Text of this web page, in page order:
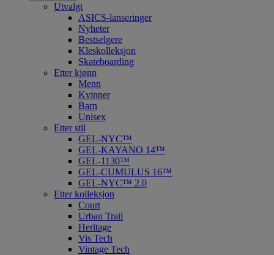
Utvalgt
ASICS-lanseringer
Nyheter
Bestselgere
Kleskolleksjon
Skateboarding
Etter kjønn
Menn
Kvinner
Barn
Unisex
Etter stil
GEL-NYC™
GEL-KAYANO 14™
GEL-1130™
GEL-CUMULUS 16™
GEL-NYC™ 2.0
Etter kolleksjon
Court
Urban Trail
Heritage
Vis Tech
Vintage Tech